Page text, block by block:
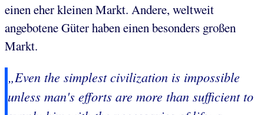
einen eher kleinen Markt. Andere, weltweit
angebotene Güter haben einen besonders großen
Markt.
„Even the simplest civilization is impossible
unless man's efforts are more than sufficient to